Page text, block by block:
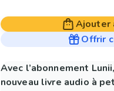
Ajouter
Offrir
Avec l’abonnement
nouveau livre audio à